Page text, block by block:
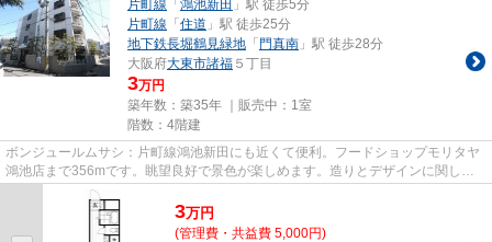
片町線 「 鴻池新田 」駅 徒歩5分
片町線 「 住道 」駅 徒歩25分
地下鉄長堀鶴見緑地 「 門真南 」駅 徒歩28分
大阪府大東市諸福 ５丁目
3万円
築年数：築35年 ｜販売中： 1室
階数：4階建
ボンジュールムサシ：片町線鴻池新田にも近くて便利。フードショップモリタヤ
鴻池店まで356mです。眺望良好で景色が楽しめます。造りとデザインに関し
て、自信をもって情報を提供でき...
3万円
(管理費・共益費 5,000円)